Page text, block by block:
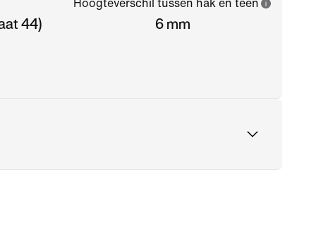
44)
Hoogteverschil tussen hak en teen
6 mm